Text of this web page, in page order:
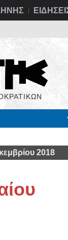
2018